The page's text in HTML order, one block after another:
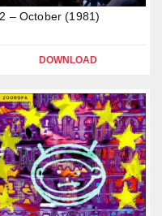
– October (1981)
DOWNLOAD